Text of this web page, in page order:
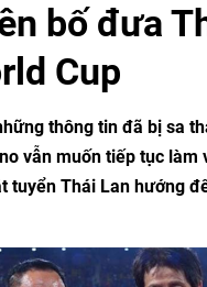
bố đưa
Cup
thông tin đã bị sa
vẫn muốn tiếp tục làm
tuyển Thái Lan hướng